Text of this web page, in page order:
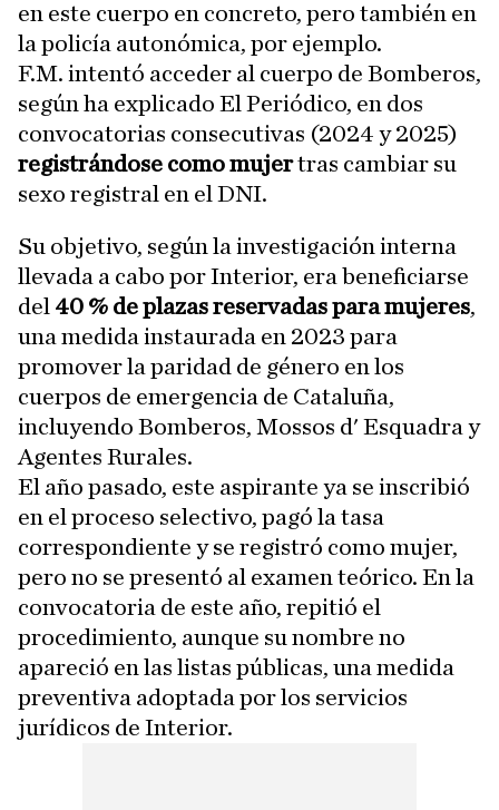
en este cuerpo en concreto, pero también en
la policía autonómica, por ejemplo.
F.M. intentó acceder al cuerpo de Bomberos,
según ha explicado El Periódico, en dos
convocatorias consecutivas (2024 y 2025)
registrándose como mujertras cambiar su
sexo registral en el DNI.
Su objetivo, según la investigación interna
llevada a cabo por Interior, era beneficiarse
del 40 % de plazas reservadas para mujeres,
una medida instaurada en 2023 para
promover la paridad de género en los
cuerpos de emergencia de Cataluña,
incluyendo Bomberos, Mossos d' Esquadra y
Agentes Rurales.
El año pasado, este aspirante ya se inscribió
en el proceso selectivo, pagó la tasa
correspondiente y se registró como mujer,
pero no se presentó al examen teórico. En la
convocatoria de este año, repitió el
procedimiento, aunque su nombre no
apareció en las listas públicas, una medida
preventiva adoptada por los servicios
jurídicos de Interior.